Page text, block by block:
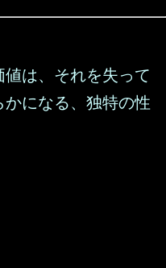
値は、それを失って
になる、独特の性